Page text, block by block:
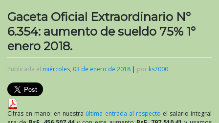
Gaceta Oficial Extraordinario N°
6.354: aumento de sueldo 75% 1°
enero 2018.
Publicada el miércoles, 03 de enero de 2018 | por ks7000
Cifras en mano: en nuestra última entrada al respecto el salario integral